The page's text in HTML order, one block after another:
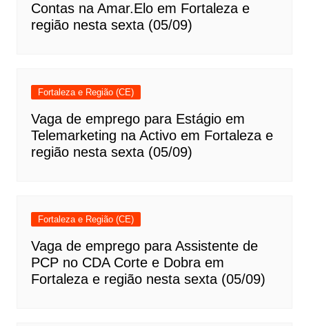
Contas na Amar.Elo em Fortaleza e
região nesta sexta (05/09)
Fortaleza e Região (CE)
Vaga de emprego para Estágio em
Telemarketing na Activo em Fortaleza e
região nesta sexta (05/09)
Fortaleza e Região (CE)
Vaga de emprego para Assistente de
PCP no CDA Corte e Dobra em
Fortaleza e região nesta sexta (05/09)